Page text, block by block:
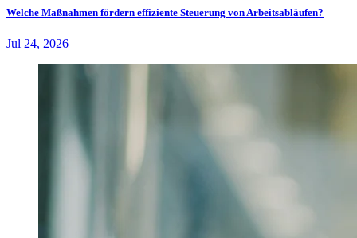
Welche Maßnahmen fördern effiziente Steuerung von Arbeitsabläufen?
Jul 24, 2026